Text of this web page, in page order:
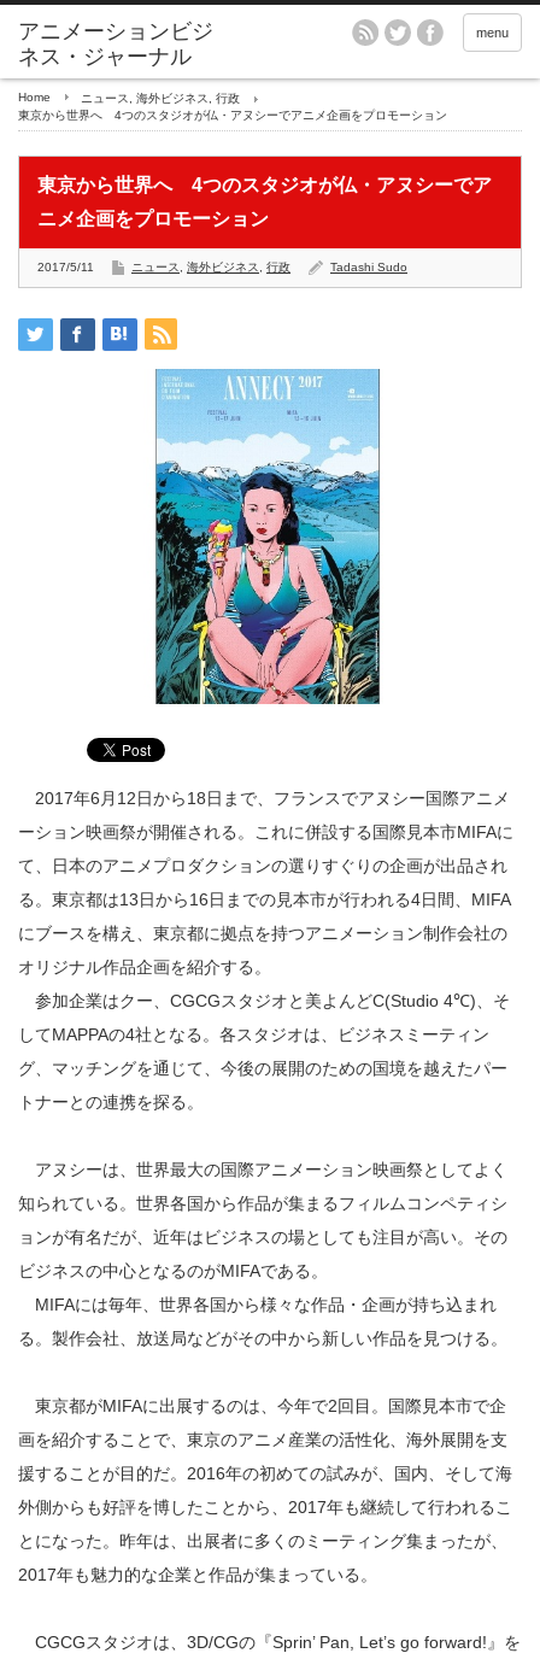
アニメーションビジ
ネス・ジャーナル
menu
Home ニュース 海外ビジネス
行政
東京から世界へ 4つのスタジオが仏・アヌシーでアニメ企画をプロモーション
東京から世界へ 4つのスタジオが仏・アヌシーでア
ニメ企画をプロモーション
2017/5/11 ニュース 海外ビジネス 行政 Tadashi Sudo
2017年6月12日から18日まで、フランスでアヌシー国際アニメ
ーション映画祭が開催される。これに併設する国際見本市MIFAに
て、日本のアニメプロダクションの選りすぐりの企画が出品され
る。東京都は13日から16日までの見本市が行われる4日間、MIFA
にブースを構え、東京都に拠点を持つアニメーション制作会社の
オリジナル作品企画を紹介する。
参加企業はクー、CGCGスタジオと美よんどC(Studio 4℃)、そ
してMAPPAの4社となる。各スタジオは、ビジネスミーティン
グ、マッチングを通じて、今後の展開のための国境を越えたパー
トナーとの連携を探る。
アヌシーは、世界最大の国際アニメーション映画祭としてよく
知られている。世界各国から作品が集まるフィルムコンペティシ
ョンが有名だが、近年はビジネスの場としても注目が高い。その
ビジネスの中心となるのがMIFAである。
MIFAには毎年、世界各国から様々な作品・企画が持ち込まれ
る。製作会社、放送局などがその中から新しい作品を見つける。
東京都がMIFAに出展するのは、今年で2回目。国際見本市で企
画を紹介することで、東京のアニメ産業の活性化、海外展開を支
援することが目的だ。2016年の初めての試みが、国内、そして海
外側からも好評を博したことから、2017年も継続して行われるこ
とになった。昨年は、出展者に多くのミーティング集まったが、
2017年も魅力的な企業と作品が集まっている。
CGCGスタジオは、3D/CGの『Sprin’ Pan, Let’s go forward!』を